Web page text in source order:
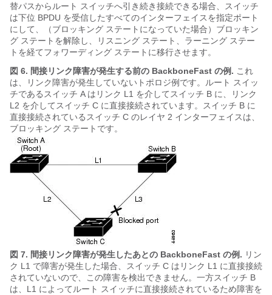
替パスからルート スイッチへ引き続き接続できる場合、スイッチ
は下位 BPDU を受信したすべてのインターフェイスを指定ポート
にして、（ブロッキング ステートになっていた場合）ブロッキン
グ ステートを解除し、リスニング ステート、ラーニング ステー
トを経てフォワーディング ステートに移行させます。
図 6. 間接リンク障害が発生する前の BackboneFast の例. これ
は、リンク障害が発生していないトポロジ例です。ルート スイッ
チであるスイッチ A はリンク L1 を介してスイッチ B に、リンク
L2 を介してスイッチ C に直接接続されています。スイッチ B に
直接接続されているスイッチ C のレイヤ 2 インターフェイスは、
ブロッキング ステートです。
図 7. 間接リンク障害が発生したあとの BackboneFast の例. リン
ク L1 で障害が発生した場合、スイッチ C はリンク L1 に直接接続
されていないので、この障害を検出できません。一方スイッチ B
は、L1 によってルート スイッチに直接接続されているため障害を